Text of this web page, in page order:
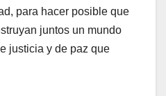
para hacer posible que
juntos un mundo
justicia y de paz que